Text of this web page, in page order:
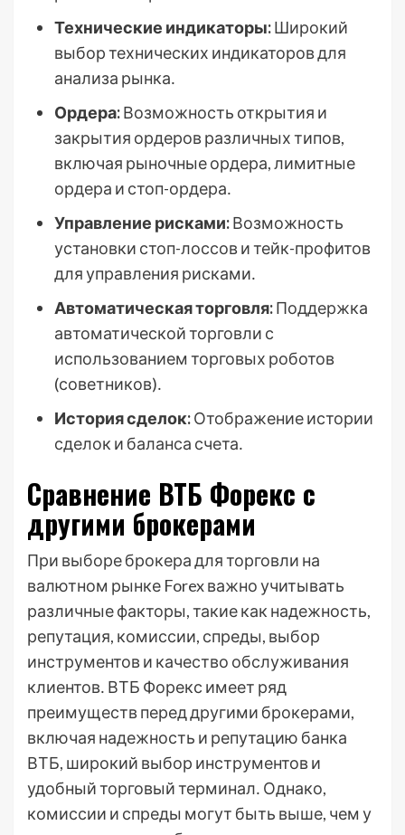
Технические индикаторы:Широкий
выбор технических индикаторов для
анализа рынка․
Ордера:Возможность открытия и
закрытия ордеров различных типов,
включая рыночные ордера, лимитные
ордера и стоп-ордера․
Управление рисками:Возможность
установки стоп-лоссов и тейк-профитов
для управления рисками․
Автоматическая торговля:Поддержка
автоматической торговли с
использованием торговых роботов
(советников)․
История сделок:Отображение истории
сделок и баланса счета․
Сравнение ВТБ Форекс с
другими брокерами
При выборе брокера для торговли на
валютном рынке Forex важно учитывать
различные факторы, такие как надежность,
репутация, комиссии, спреды, выбор
инструментов и качество обслуживания
клиентов․ ВТБ Форекс имеет ряд
преимуществ перед другими брокерами,
включая надежность и репутацию банка
ВТБ, широкий выбор инструментов и
удобный торговый терминал․ Однако,
комиссии и спреды могут быть выше, чем у